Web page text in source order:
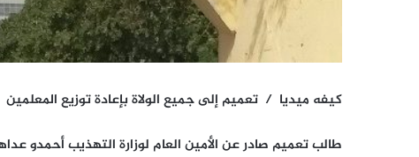
كيفه ميديا / تعميم إلى جميع الولاة بإعادة توزيع
طالب تعميم صادر عن الأمين العام لوزارة التهذيب أحمدو